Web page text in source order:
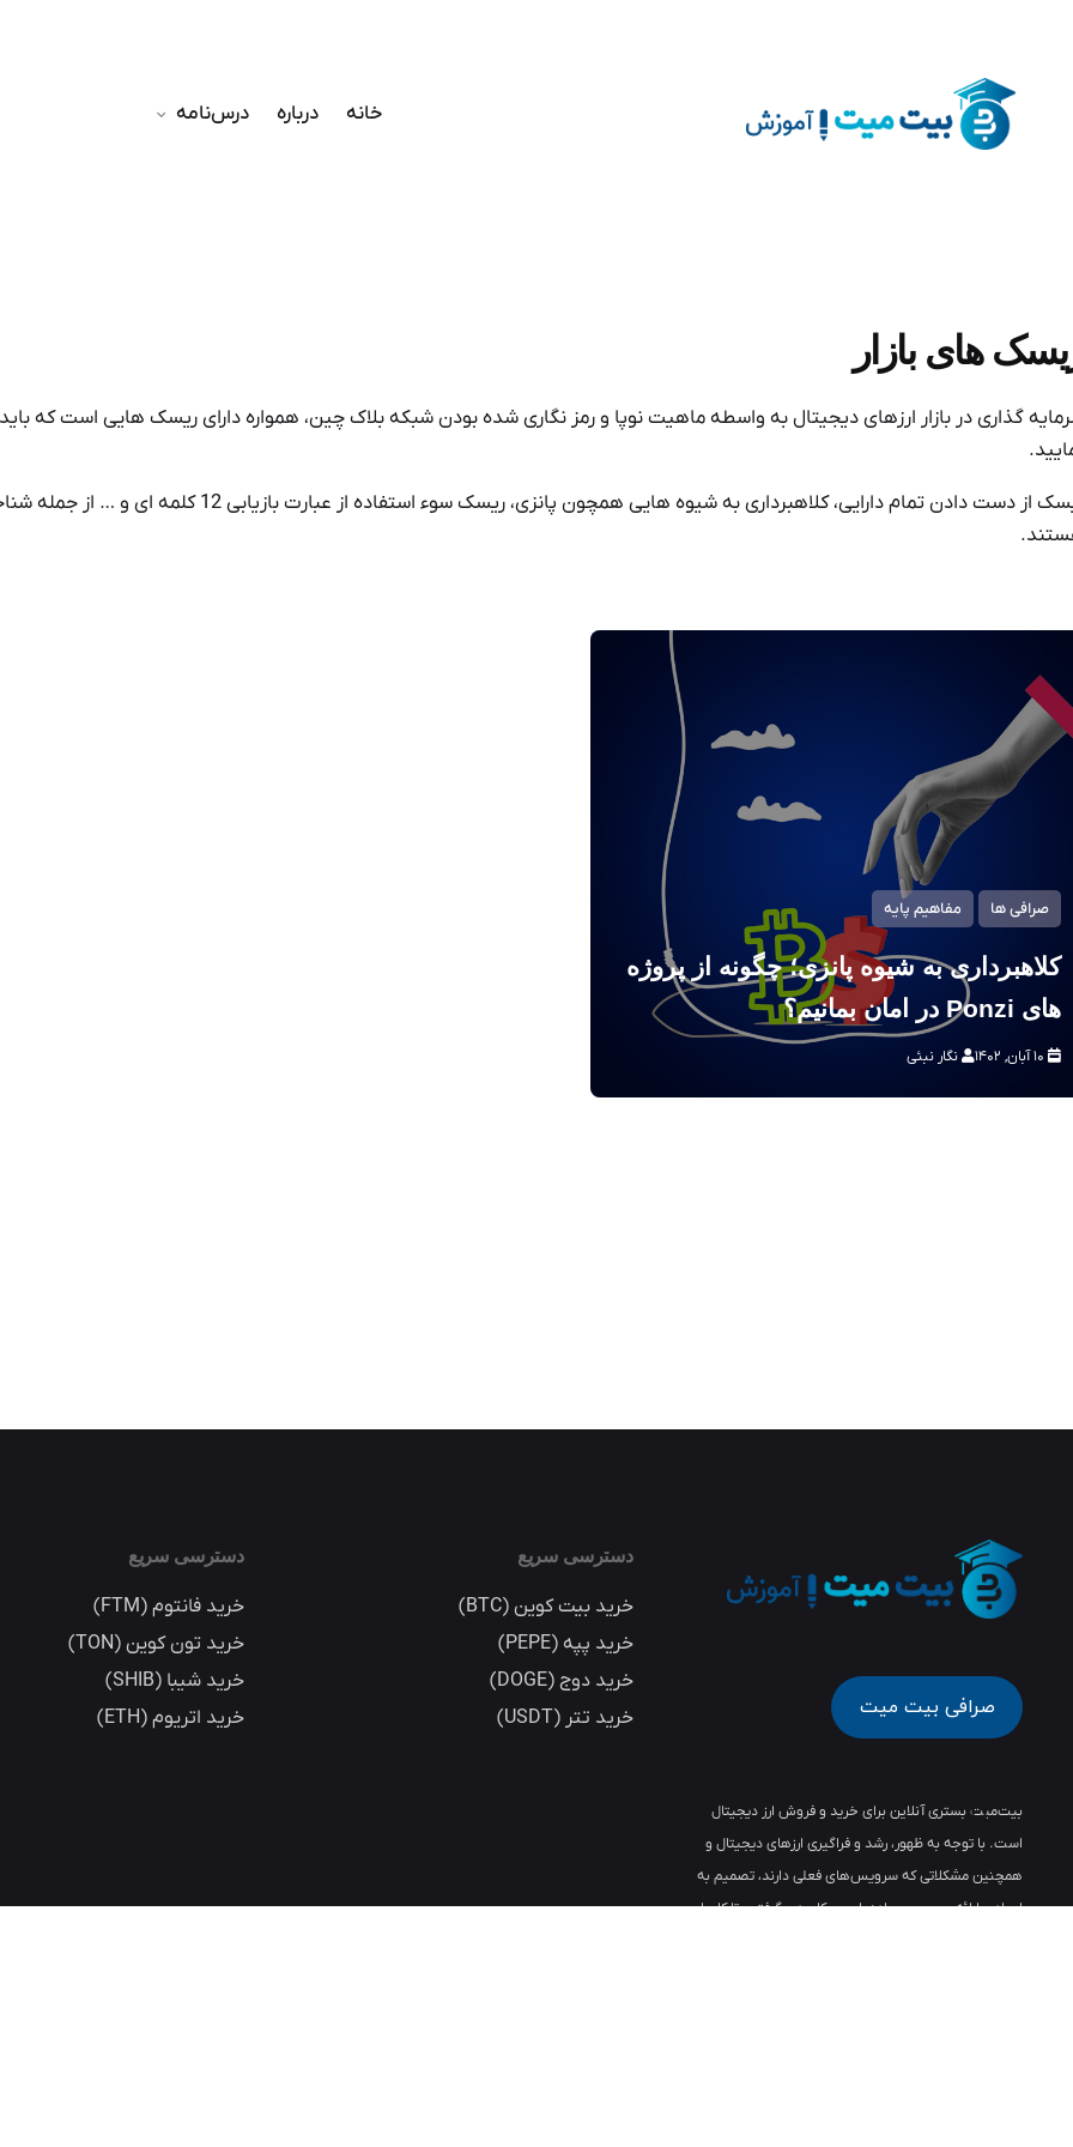
خانه درباره درس‌نامه
های بازار
گذاری در بازار ارزهای دیجیتال به واسطه ماهیت نوپا و رمز نگاری شده بودن شبکه بلاک چین، همواره دارای ریسک هایی است که
ریسک از دست دادن تمام دارایی، کلاهبرداری به شیوه هایی
صرافی ها مفاهیم پایه
کلاهبرداری به شیوه پانزی؛ چگونه از پروژه
های Ponzi در امان بمانیم؟
نگار نبئی
صرافی بیت میت
بیت‌میت بستری آنلاین برای خرید و فروش ارز دیجیتال
است. با توجه به ظهور، رشد و فراگیری ارزهای دیجیتال و
همچنین مشکلاتی که سرویس‌های فعلی دارند، تصمیم به
ایجاد و ارائه سرویسی ساده، امن و کاربردی گرفتیم تا کاربران
دسترسی سریع
خرید بیت کوین (BTC)
خرید پپه (PEPE)
خرید دوج (DOGE)
خرید تتر (USDT)
دسترسی سریع
خرید فانتوم (FTM)
خرید تون کوین (TON)
خرید شیبا (SHIB)
خرید اتریوم (ETH)